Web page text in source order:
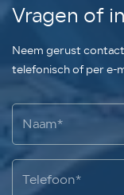
Vragen of
Neem gerust
telefonisch of per e-